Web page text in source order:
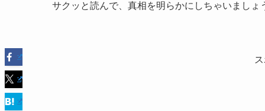
サクッと読んで、真相を明らかにしちゃいましょ